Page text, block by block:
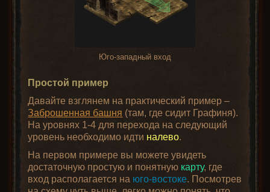
Юго-западный вход
Простой пример
Давайте взглянем на практический пример –
Заброшенная башня (там, где сидит Графиня).
На уровнях 1-4 для перехода на следующий
уровень необходимо идти налево.
На первом примере вы можете увидеть
достаточную простую и понятную карту, где
вход располагается на юго-востоке. Посмотрев